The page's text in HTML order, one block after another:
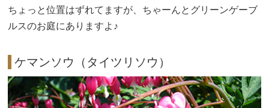
ちょっと位置はずれてますが、ちゃーんとグリーンゲーブ
ルスのお庭にありますよ♪
ケマンソウ（タイツリソウ）